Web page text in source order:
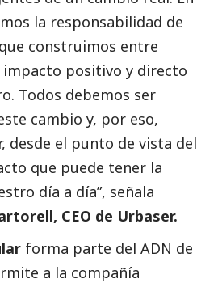
la responsabilidad de
construimos entre
positivo y directo
Todos debemos ser
cambio y, por eso,
desde el punto de vista del
que puede tener la
día a día”, señala
CEO de Urbaser.
forma parte del ADN de
a la compañía